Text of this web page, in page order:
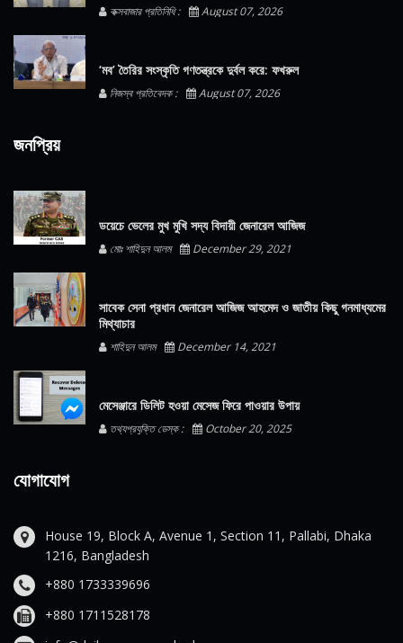
কক্সবাজার প্রতিনিধি : August 07, 2026
‘মব’ তৈরির সংস্কৃতি গণতন্ত্রকে দুর্বল করে: ফখরুল
নিজস্ব প্রতিবেদক : August 07, 2026
জনপ্রিয়
ডয়েচে ভেলের মুখ মুখি সদ্য বিদায়ী জেনারেল আজিজ
মোঃ শাহিদুন আলম December 29, 2021
সাবেক সেনা প্রধান জেনারেল আজিজ আহমেদ ও জাতীয় কিছু গনমাধ্যমের
মিথ্যাচার
শাহিদুন আলম December 14, 2021
মেসেঞ্জারে ডিলিট হওয়া মেসেজ ফিরে পাওয়ার উপায়
তথ্যপ্রযুক্তি ডেস্ক : October 20, 2025
যোগাযোগ
House 19, Block A, Avenue 1, Section 11, Pallabi, Dhaka
1216, Bangladesh
+880 1733339696
+880 1711528178